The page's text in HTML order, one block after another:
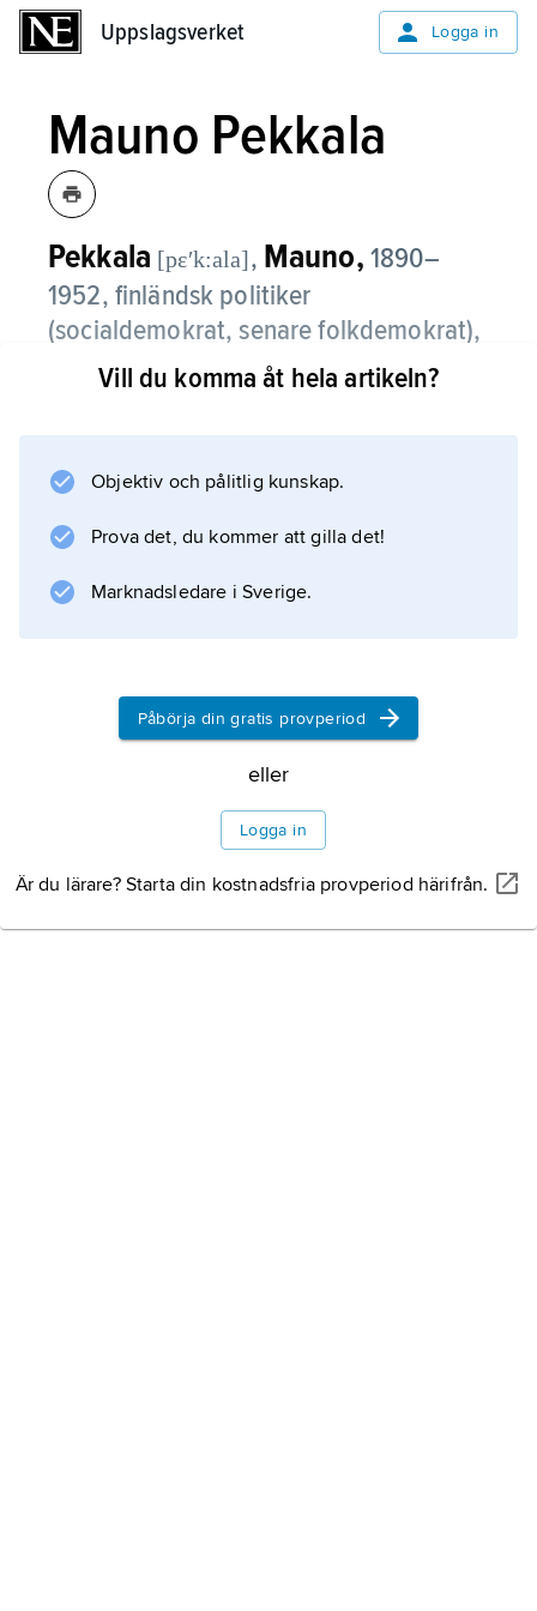
Uppslagsverket Logga in
Mauno Pekkala
Pekkala [pɛʹk:ala], Mauno, 1890–
1952, finländsk politiker
(socialdemokrat, senare folkdemokrat),
riksdagsman 1927–52, statsminister
flertal ministerposter, var statsminister och
som sådan den finländska delegationen vid
fredsförhandlingarna i Paris 1947.
Information om artikeln
Vill du komma åt hela artikeln?
Objektiv och pålitlig kunskap.
Prova det, du kommer att gilla det!
Marknadsledare i Sverige.
Påbörja din gratis provperiod
eller
Logga in
Är du lärare? Starta din kostnadsfria provperiod härifrån.